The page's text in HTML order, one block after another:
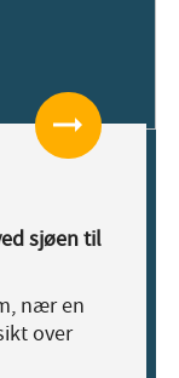
arrow_right_alt
sjøen til
nær en
over